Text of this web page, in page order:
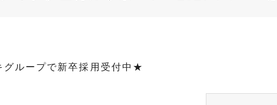
ループで新卒採用受付中★